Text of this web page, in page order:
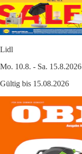
Lidl
Mo. 10.8. - Sa. 15.8.2026
Gültig bis 15.08.2026